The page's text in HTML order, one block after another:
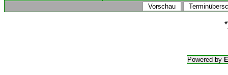
Powered by